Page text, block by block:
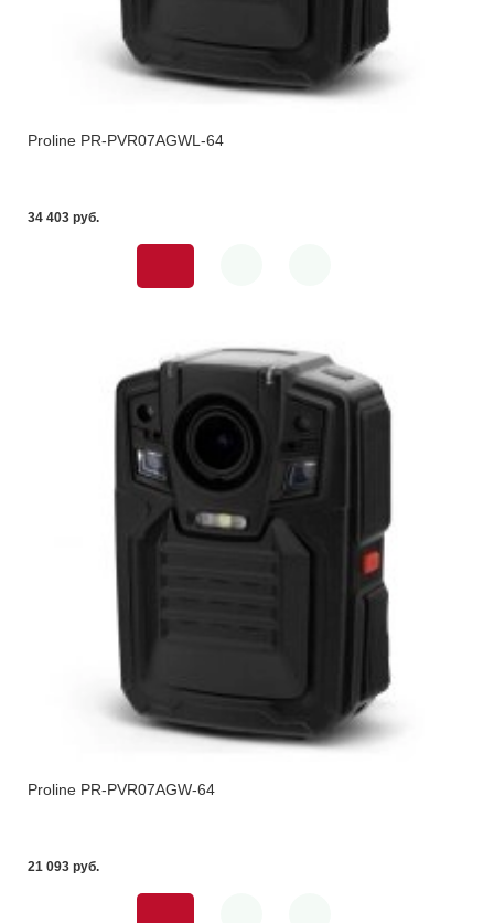
Proline PR-PVR07AGWL-64
34 403 pуб.
Proline PR-PVR07AGW-64
21 093 pуб.